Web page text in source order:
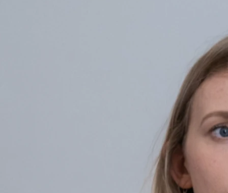
Psychoedukative Maßnahmen zielen darauf ab, das Verständnis
von Patienten im Hinblick auf die eigene Erkrankung oder die
Angehöriger zu bessern. Sie wird als Teil der Therapie
verstanden und komplementär in den Behandlungsplan
Fachbegriffe können es erschweren, eine Krankheit und ihre
Zusammenhänge zu verstehen. Im Rahmen einer
Psychoedukation wird versucht, die Erkrankug mit einfachen
Begriffen zu beschreiben, ohne dabei wichtige Details